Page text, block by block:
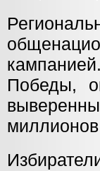
Победы,